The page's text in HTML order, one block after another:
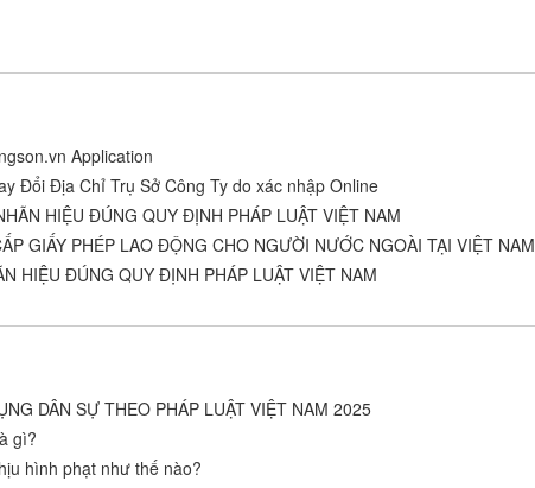
Application
Đổi Địa Chỉ Trụ Sở Công Ty do xác nhập Online
HIỆU ĐÚNG QUY ĐỊNH PHÁP LUẬT VIỆT NAM
GIẤY PHÉP LAO ĐỘNG CHO NGƯỜI NƯỚC NGOÀI TẠI VIỆT NAM
HIỆU ĐÚNG QUY ĐỊNH PHÁP LUẬT VIỆT NAM
DÂN SỰ THEO PHÁP LUẬT VIỆT NAM 2025
gì?
hình phạt như thế nào?